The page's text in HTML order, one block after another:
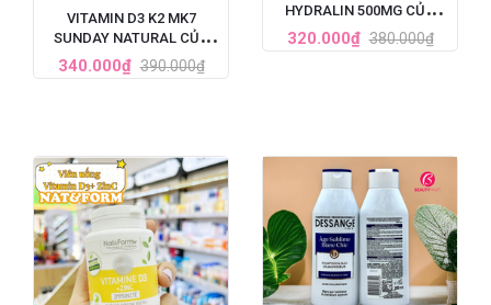
VITAMIN D3 K2 MK7
SUNDAY NATURAL CỦA
ĐỨC TĂNG CHIỀU CAO CHO
BÉ 20ML
340.000₫ 390.000₫
HYDRALIN 500MG CỦA
PHÁP 1 LIỆU TRÌNH
320.000₫ 380.000₫